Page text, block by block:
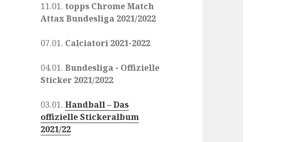
11.01.topps Chrome Match
Attax Bundesliga 2021/2022
07.01. Calciatori 2021-2022
04.01.Bundesliga - Offizielle
Sticker 2021/2022
03.01.Handball – Das
offizielle Stickeralbum
2021/22